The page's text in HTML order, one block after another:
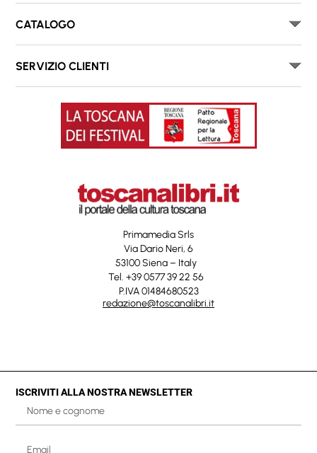
CATALOGO
SERVIZIO CLIENTI
Primamedia Srls
Via Dario Neri, 6
53100 Siena – Italy
Tel. +39 0577 39 22 56
P.IVA 01484680523
redazione@toscanalibri.it
ISCRIVITI ALLA NOSTRA NEWSLETTER